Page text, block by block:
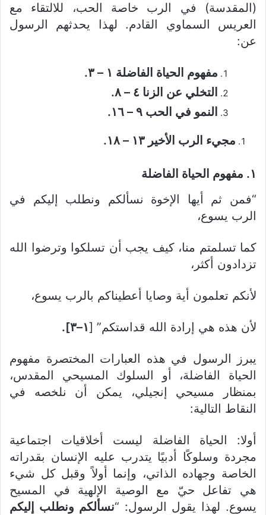
(المقدسة) في الرب خاصة الحب، للالتقاء مع
العريس السماوي القادم. لهذا يحدثهم الرسول
عن:
مفهوم الحياة الفاضلة ١ – ٣.
التخلي عن الزنا ٤ – ٨.
النمو في الحب ٩ – ١٦.
مجيء الرب الأخير ١٣ – ١٨.
١. مفهوم الحياة الفاضلة
“فمن ثم أيها الإخوة نسألكم ونطلب إليكم في
الرب يسوع،
كما تسلمتم منا، كيف يجب أن تسلكوا وترضوا الله
تزدادون أكثر،
لأنكم تعلمون أية وصايا أعطيناكم بالرب يسوع،
لأن هذه هي إرادة الله قداستكم” [١–٣].
يبرز الرسول في هذه العبارات المختصرة مفهوم
الحياة الفاضلة، أو السلوك المسيحي المقدس،
بمنظار مسيحي إنجيلي، يمكن أن نلخصه في
النقاط التالية:
أولا: الحياة الفاضلة ليست أخلاقيات اجتماعية
مجردة وسلوكًا أدبيًا يتدرب عليه الإنسان بقدراته
الخاصة وجهاده الذاتي، وإنما أولاً وقبل كل شيء
هي تفاعل حيّ مع الوصية الإلهية في المسيح
يسوع. لهذا يقول الرسول: “نسألكم ونطلب إليكم